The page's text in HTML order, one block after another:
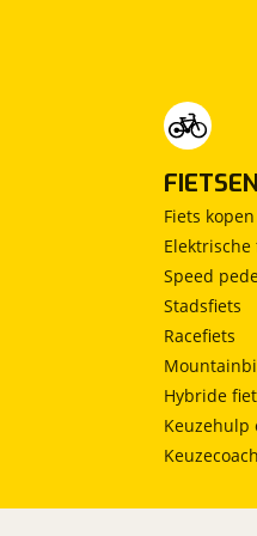
FIETSEN
Fiets kopen
Elektrische
Speed
Stadsfiets
Racefiets
Hybride
Keuzehulp
Keuzecoach